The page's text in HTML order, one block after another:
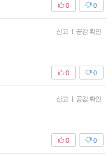
0
0
신고 | 공감 확인
0
0
신고 | 공감 확인
0
0